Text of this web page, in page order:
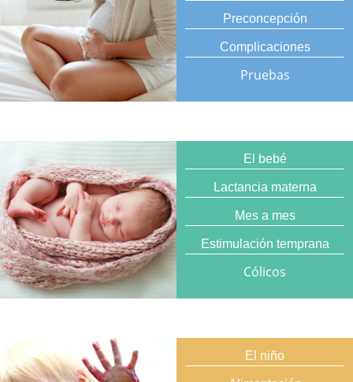
Preconcepción
Complicaciones
Pruebas
El bebé
Lactancia materna
Mes a mes
Estimulación temprana
Cólicos
El niño